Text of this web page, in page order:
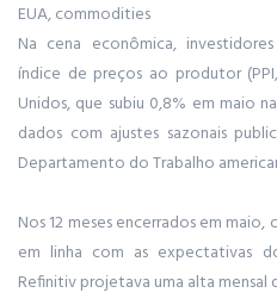
EUA, commodities
Na cena econômica,
índice de preços ao produtor
Unidos, que subiu 0,8% em maio
dados com ajustes sazonais
Departamento do Trabalho
Nos 12 meses encerrados em maio,
em linha com as expectativas
Refinitiv projetava uma alta mensal